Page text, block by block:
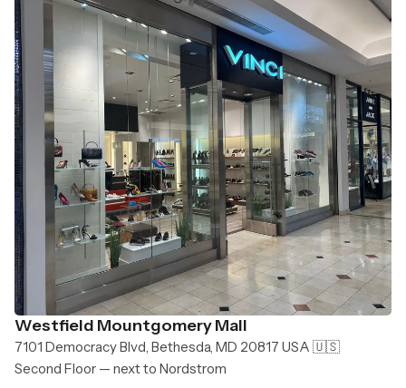
Westfield Mountgomery Mall
7101 Democracy Blvd, Bethesda, MD 20817 USA 🇺🇸
Second Floor — next to Nordstrom